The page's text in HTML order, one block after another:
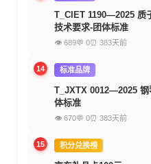
T_CIET 1190—2025 质
技术要求-团体标准
👁 689💬 0⏰ 383天前
14 标准品牌
T_JXTX 0012—2025 钢
体标准
👁 670💬 0⏰ 383天前
15 积分兑换榜